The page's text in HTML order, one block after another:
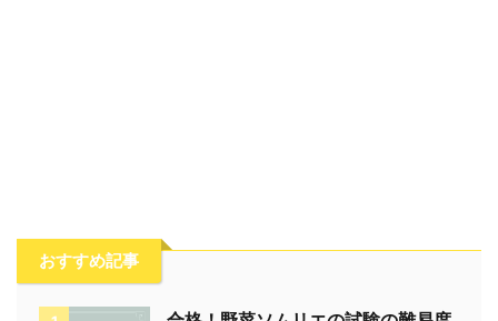
おすすめ記事